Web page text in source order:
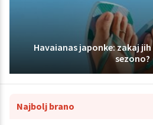
Havaianas japonke: zakaj
sezono?
Najbolj brano